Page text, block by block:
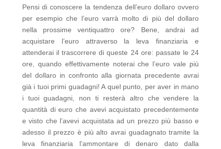
Pensi di conoscere la tendenza dell’euro dollaro ovvero
per esempio che l’euro varrà molto di più del dollaro
nella prossime ventiquattro ore? Bene, andrai ad
acquistare l’euro attraverso la leva finanziaria e
attenderai il trascorrere di queste 24 ore: passate le 24
ore, quando effettivamente noterai che l’euro vale più
del dollaro in confronto alla giornata precedente avrai
già i tuoi primi guadagni! A quel punto, per aver in mano
i tuoi guadagni, non ti resterà altro che vendere la
quantità di euro che avevi acquistato precedentemente
e visto che l’avevi acquistata ad un prezzo più basso e
adesso il prezzo è più alto avrai guadagnato tramite la
leva finanziaria l’ammontare di denaro dato dalla